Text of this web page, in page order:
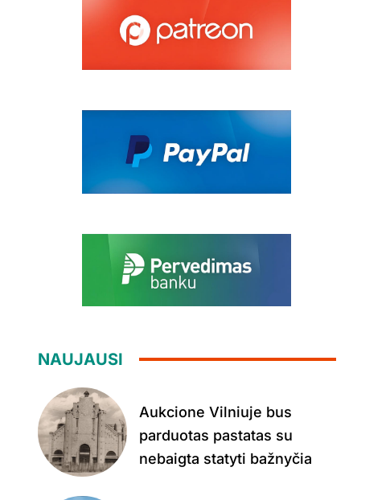
NAUJAUSI
Aukcione Vilniuje bus
parduotas pastatas su
nebaigta statyti bažnyčia